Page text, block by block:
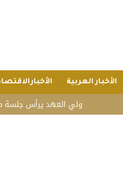
الأخبار العربية
ولي العهد يرأس جلسة مجلس